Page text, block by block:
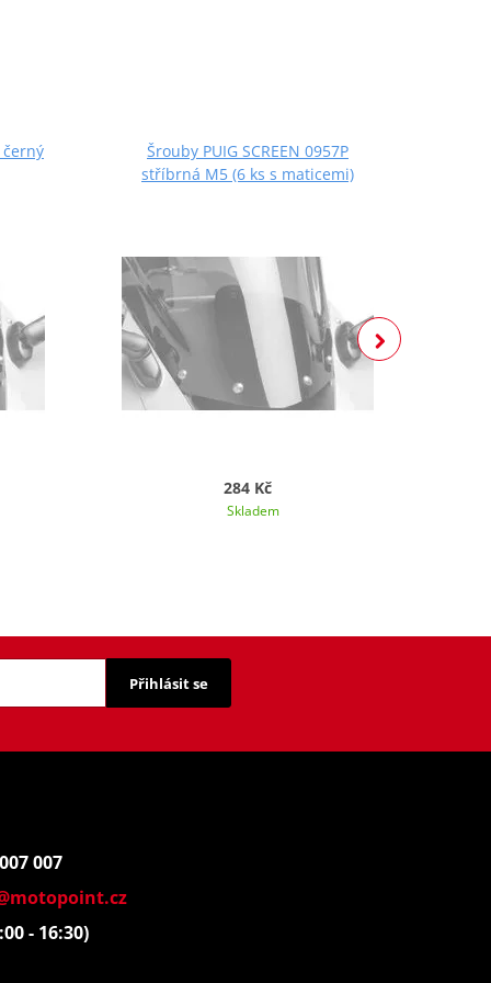
černý
Šrouby PUIG SCREEN 0957P
stříbrná M5 (6 ks s maticemi)
284 Kč
Skladem
Přihlásit se
007
- 16:30)